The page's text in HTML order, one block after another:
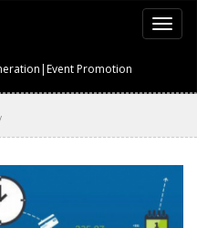
Promotion